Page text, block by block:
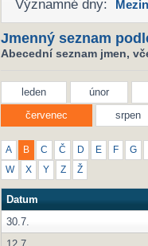
Významné dny:
Jmenný seznam
Abecední seznam jmen,
leden únor
červenec
srpen
A B C Č D E F G
W X Y Z Ž
Datum
30.7.